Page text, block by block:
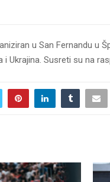
u San Fernandu u
Ukrajina. Susreti su na